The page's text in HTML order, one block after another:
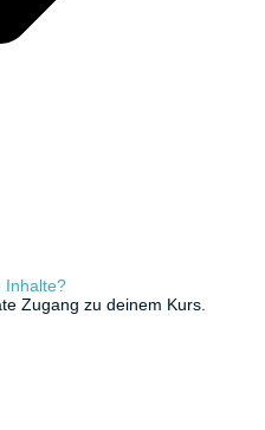
Inhalte?
Zugang zu deinem Kurs.